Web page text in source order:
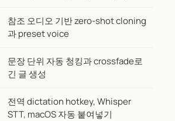
참조 오디오 기반 zero-shot cloning
과 preset voice
문장 단위 자동 청킹과 crossfade로
긴 글 생성
전역 dictation hotkey, Whisper
STT, macOS 자동 붙여넣기